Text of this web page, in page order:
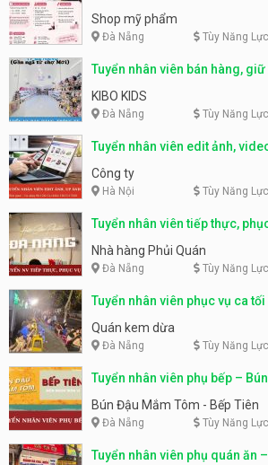
Shop mỹ phẩm
Đà Nẵng Tùy Năng Lực
Tuyển nhân viên bán hàng,
KIBO KIDS
Đà Nẵng Tùy Năng Lực
Tuyển nhân viên edit ảnh,
Công ty
Hà Nội Tùy Năng Lực
Tuyển nhân viên tiếp thực,
Nhà hàng Phủi Quán
Đà Nẵng Tùy Năng Lực
Tuyển nhân viên phục vụ ca
Quán kem dừa
Đà Nẵng Tùy Năng Lực
Tuyển nhân viên phụ bếp –
Tiên
Bún Đậu Mắm Tôm - Bếp Tiên
Đà Nẵng Tùy Năng Lực
Tuyển nhân viên phụ quán ăn